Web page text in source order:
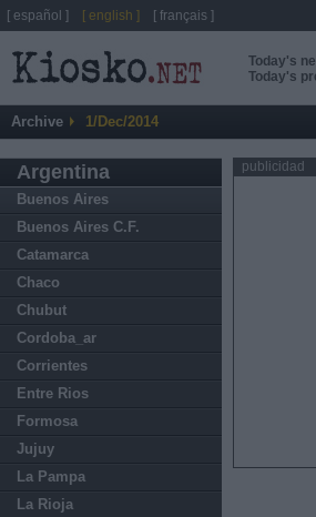
Today's
Today's
Archive 1/Dec/2014
Argentina
Buenos Aires
Buenos Aires C.F.
Catamarca
Chaco
Chubut
Cordoba_ar
Corrientes
Entre Rios
Formosa
Jujuy
La Pampa
La Rioja
publicidad
[ español ] [ english ] [ français ]